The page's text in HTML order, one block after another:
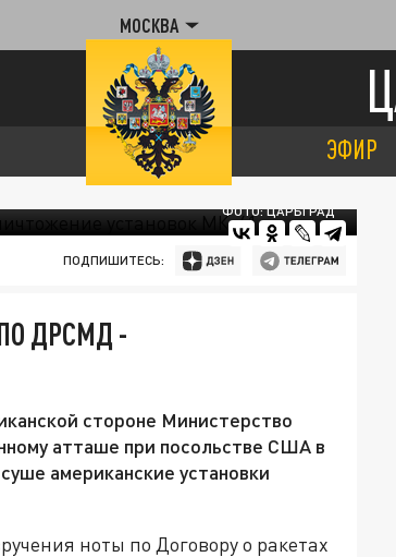
МОСКВА
ЭФИР
ФОТО: ЦАРЬГРАД
ПОДПИШИТЕСЬ:
ДРСМД -
стороне Министерство
атташе при посольстве США в
американские установки
ноты по Договору о ракетах